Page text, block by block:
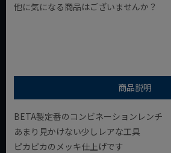
他に気になる商品はございませんか？
商品説明
BETA製定番のコンビネーションレンチ
あまり見かけない少しレアな工具
ピカピカのメッキ仕上げです